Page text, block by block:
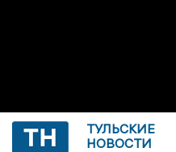
ТУЛЬСКИЕ
НОВОСТИ